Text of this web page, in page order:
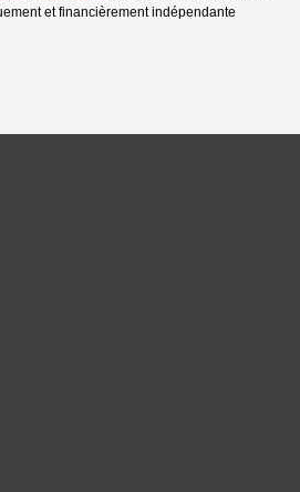
et financièrement indépendante